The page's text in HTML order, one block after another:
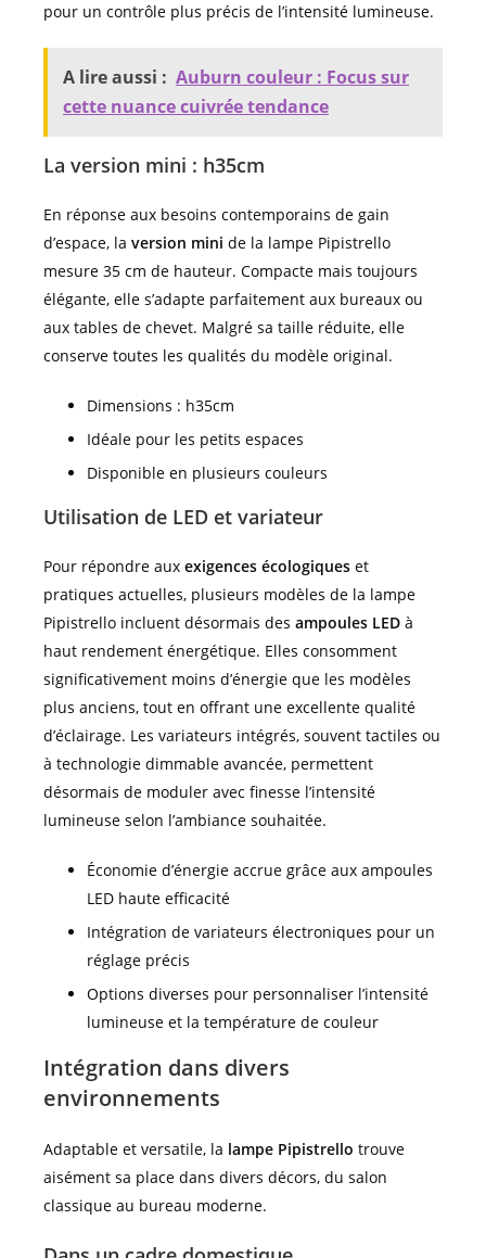
pour un contrôle plus précis de l’intensité lumineuse.
A lire aussi : Auburn couleur : Focus sur
cette nuance cuivrée tendance
La version mini : h35cm
En réponse aux besoins contemporains de gain
d’espace, la version mini de la lampe Pipistrello
mesure 35 cm de hauteur. Compacte mais toujours
élégante, elle s’adapte parfaitement aux bureaux ou
aux tables de chevet. Malgré sa taille réduite, elle
conserve toutes les qualités du modèle original.
Dimensions : h35cm
Idéale pour les petits espaces
Disponible en plusieurs couleurs
Utilisation de LED et variateur
Pour répondre aux exigences écologiques et
pratiques actuelles, plusieurs modèles de la lampe
Pipistrello incluent désormais des ampoules LED à
haut rendement énergétique. Elles consomment
significativement moins d’énergie que les modèles
plus anciens, tout en offrant une excellente qualité
d’éclairage. Les variateurs intégrés, souvent tactiles ou
à technologie dimmable avancée, permettent
désormais de moduler avec finesse l’intensité
lumineuse selon l’ambiance souhaitée.
Économie d’énergie accrue grâce aux ampoules
LED haute efficacité
Intégration de variateurs électroniques pour un
réglage précis
Options diverses pour personnaliser l’intensité
lumineuse et la température de couleur
Intégration dans divers
environnements
Adaptable et versatile, la lampe Pipistrello trouve
aisément sa place dans divers décors, du salon
classique au bureau moderne.